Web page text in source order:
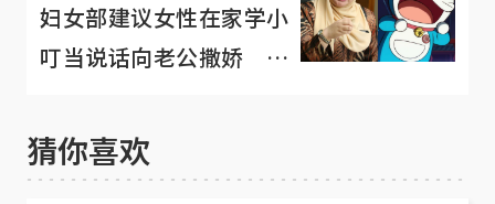
妇女部建议女性在家学小
叮当说话向老公撒娇 马
猜你喜欢